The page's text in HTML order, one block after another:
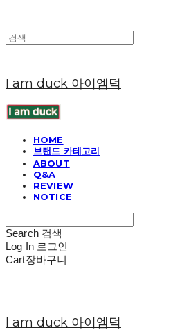
I am duck 아이엠덕
HOME
브랜드 카테고리
ABOUT
Q&A
REVIEW
NOTICE
Search 검색
Log In 로그인
Cart장바구니
I am duck 아이엠덕